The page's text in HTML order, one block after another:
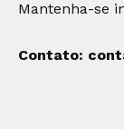
Mantenha-se
Contato: